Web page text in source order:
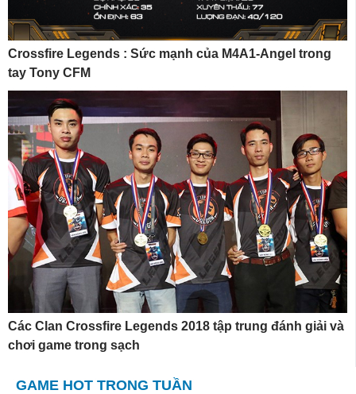
Crossfire Legends : Sức mạnh của M4A1-Angel trong
tay Tony CFM
Các Clan Crossfire Legends 2018 tập trung đánh giải và
chơi game trong sạch
GAME HOT TRONG TUẦN